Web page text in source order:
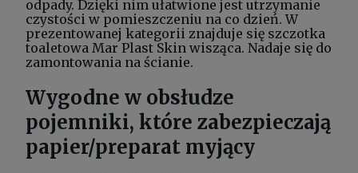
odpady. Dzięki nim ułatwione jest utrzymanie
czystości w pomieszczeniu na co dzień. W
prezentowanej kategorii znajduje się szczotka
toaletowa Mar Plast Skin wisząca. Nadaje się do
zamontowania na ścianie.
Wygodne w obsłudze
pojemniki, które zabezpieczają
papier/preparat myjący